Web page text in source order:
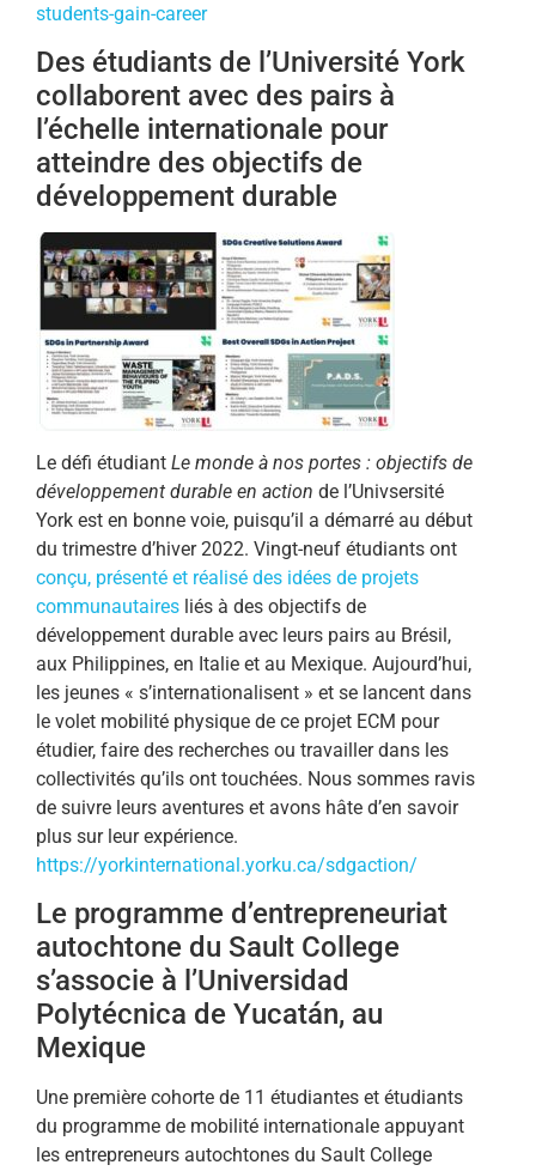
students-gain-career
Des étudiants de l’Université York
collaborent avec des pairs à
l’échelle internationale pour
atteindre des objectifs de
développement durable
Le défi étudiant Le monde à nos portes : objectifs de
développement durable en action de l’Univsersité
York est en bonne voie, puisqu’il a démarré au début
du trimestre d’hiver 2022. Vingt-neuf étudiants ont
conçu, présenté et réalisé des idées de projets
communautaires liés à des objectifs de
développement durable avec leurs pairs au Brésil,
aux Philippines, en Italie et au Mexique. Aujourd’hui,
les jeunes « s’internationalisent » et se lancent dans
le volet mobilité physique de ce projet ECM pour
étudier, faire des recherches ou travailler dans les
collectivités qu’ils ont touchées. Nous sommes ravis
de suivre leurs aventures et avons hâte d’en savoir
plus sur leur expérience.
https://yorkinternational.yorku.ca/sdgaction/
Le programme d’entrepreneuriat
autochtone du Sault College
s’associe à l’Universidad
Polytécnica de Yucatán, au
Mexique
Une première cohorte de 11 étudiantes et étudiants
du programme de mobilité internationale appuyant
les entrepreneurs autochtones du Sault College